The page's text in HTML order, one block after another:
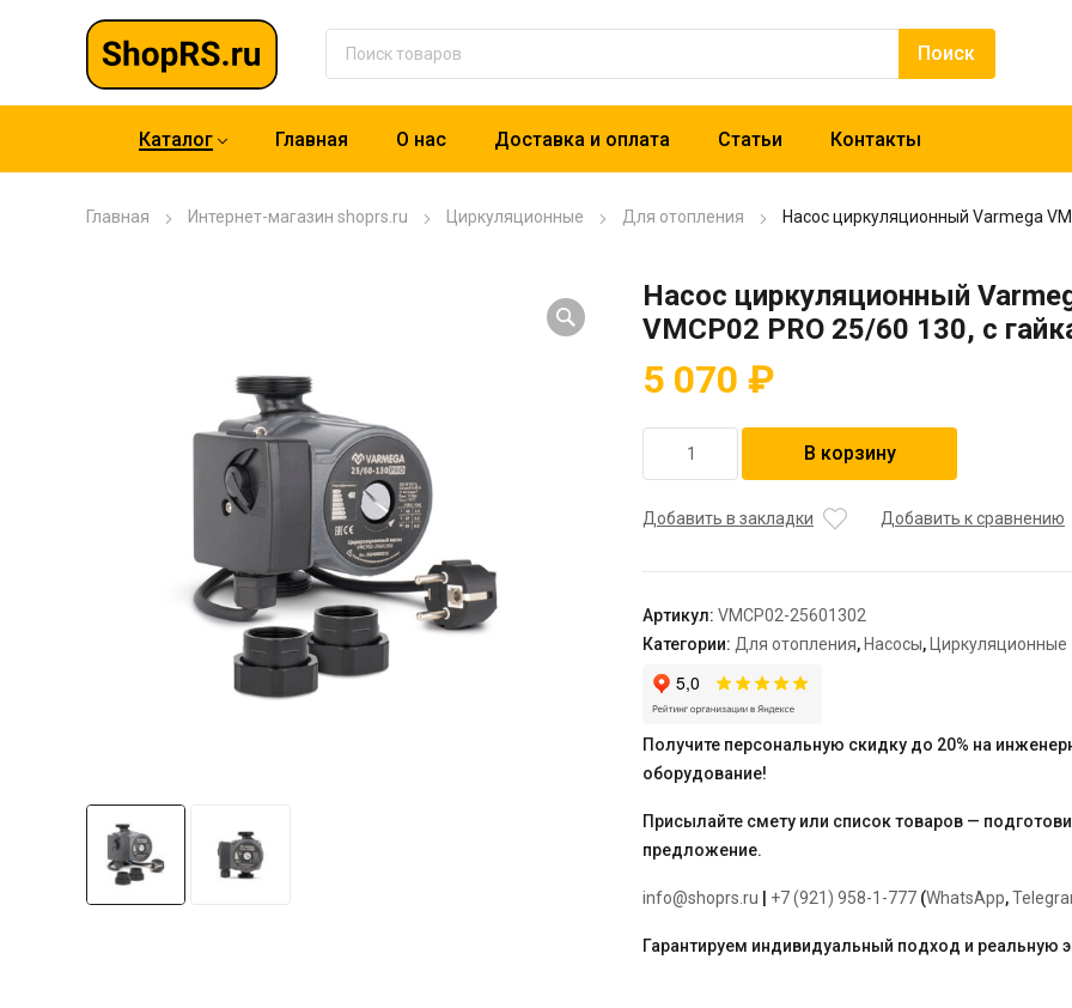
Каталог Главная О нас Доставка и оплата Статьи Контакты
Главная Интернет-магазин shoprs.ru Циркуляционные Для отопления Насос циркуляционный Varmega
Насос циркуляционный
VMCP02 PRO 25/60 130, с
5 070 ₽
товара
циркуляционный
25/60
130,
гайками
В корзину
Добавить в закладки Добавить к сравнению
Артикул: VMCP02-25601302
Категории: Для отопления, Насосы, Циркуляционные
Получите персональную скидку до 20% на
оборудование!
Присылайте смету или список товаров —
предложение.
info@shoprs.ru +7 (921) 958-1-777 (WhatsApp,
Гарантируем индивидуальный подход и реальную